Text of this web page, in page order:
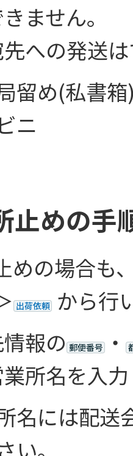
ません。
への発送
留め(私書
ニ
止めの手
めの場合も
出荷依頼
から行
報の 郵便番号 ・
所名を入
名には配送
い。